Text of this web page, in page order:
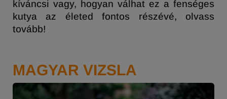
kíváncsi vagy, hogyan válhat ez a fenséges
kutya az életed fontos részévé, olvass
tovább!
MAGYAR VIZSLA